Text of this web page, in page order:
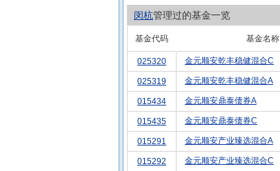
闵杭管理过的基金一览
基金代码 基金名称
025320 金元顺安乾丰稳健混合C
025319 金元顺安乾丰稳健混合A
015434 金元顺安鼎泰债券A
015435 金元顺安鼎泰债券C
015291 金元顺安产业臻选混合A
015292 金元顺安产业臻选混合C